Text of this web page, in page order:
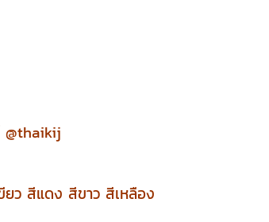
@thaikij
ว สีแดง สีขาว สีเหลือง